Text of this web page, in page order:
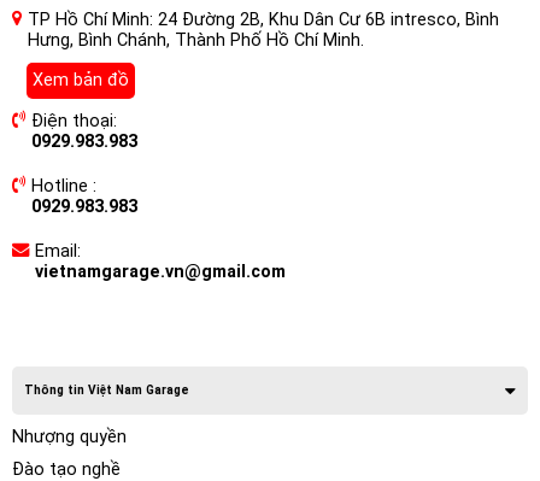
TP Hồ Chí Minh: 24 Đường 2B, Khu Dân Cư 6B intresco, Bình
Hưng, Bình Chánh, Thành Phố Hồ Chí Minh.
Xem bản đồ
Điện thoại:
0929.983.983
Hotline :
0929.983.983
Email:
vietnamgarage.vn@gmail.com
Thông tin Việt Nam Garage
Nhượng quyền
Đào tạo nghề